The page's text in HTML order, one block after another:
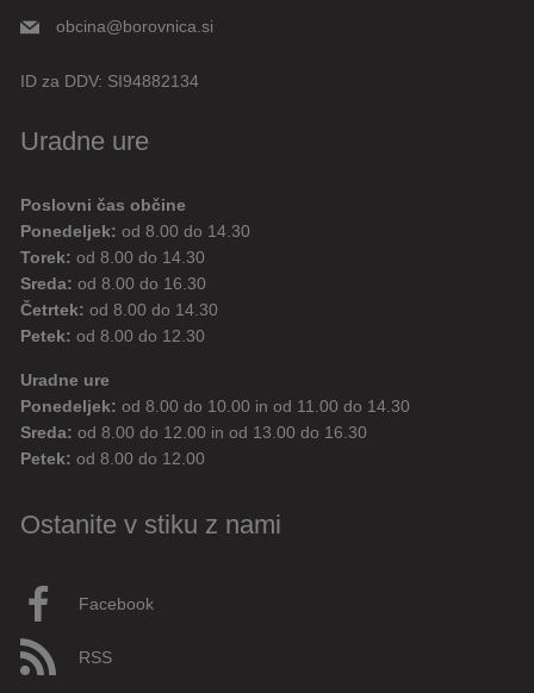
obcina@borovnica.si
ID za DDV: SI94882134
Uradne ure
Poslovni čas občine
Ponedeljek: od 8.00 do 14.30
Torek: od 8.00 do 14.30
Sreda: od 8.00 do 16.30
Četrtek: od 8.00 do 14.30
Petek: od 8.00 do 12.30
Uradne ure
Ponedeljek: od 8.00 do 10.00 in od 11.00 do 14.30
Sreda: od 8.00 do 12.00 in od 13.00 do 16.30
Petek: od 8.00 do 12.00
Ostanite v stiku z nami
Facebook
RSS